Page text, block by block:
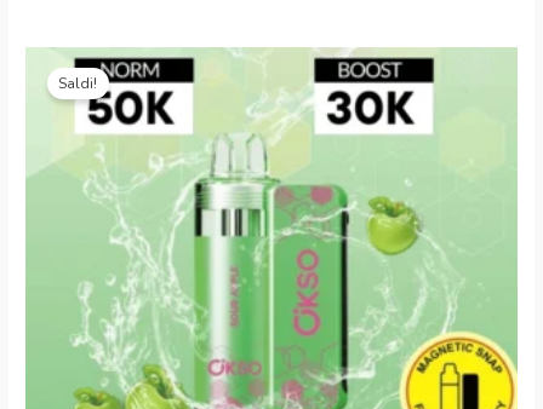
Saldi!
Il
prezzo
originale
era:
€30.99.
Il
prezzo
attuale
è:
€6.29.